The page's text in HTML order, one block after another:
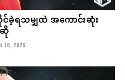
ရသမျှထဲ အကောင်းဆုံး
10, 2025